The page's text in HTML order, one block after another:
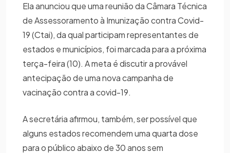
Ela anunciou que uma reunião da Câmara Técnica
de Assessoramento à Imunização contra Covid-
19 (Ctai), da qual participam representantes de
estados e municípios, foi marcada para a próxima
terça-feira (10). A meta é discutir a provável
antecipação de uma nova campanha de
vacinação contra a covid-19.
A secretária afirmou, também, ser possível que
alguns estados recomendem uma quarta dose
para o público abaixo de 30 anos sem